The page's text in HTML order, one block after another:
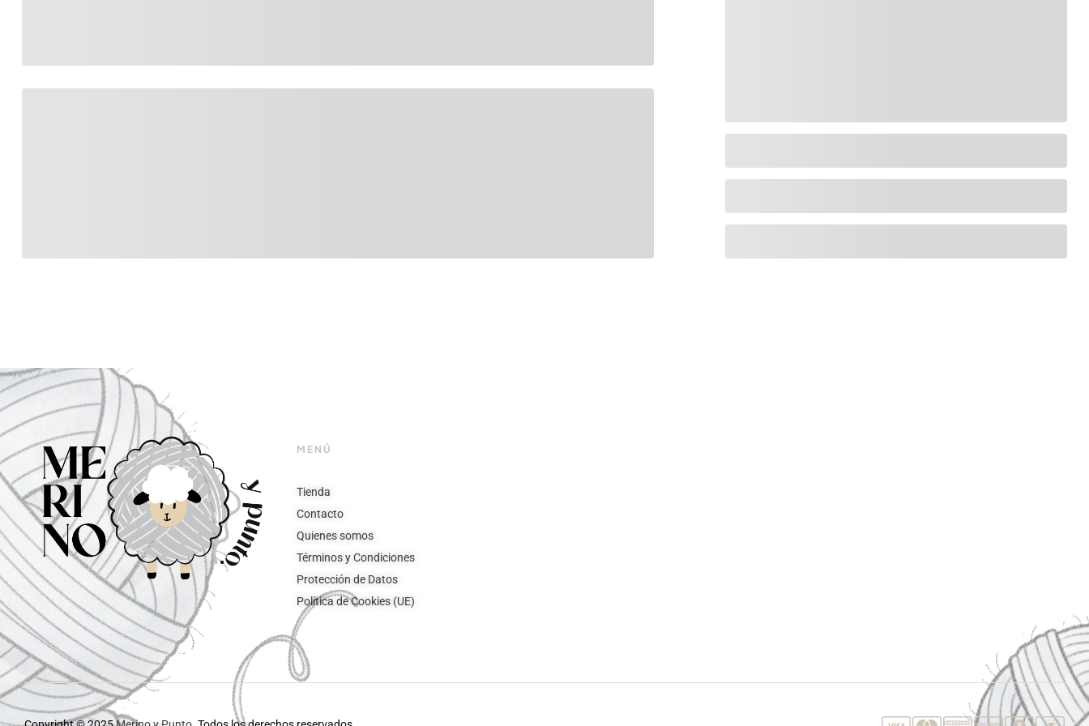
MENÚ
Tienda
Contacto
Quienes somos
Términos y Condiciones
Protección de Datos
Política de Cookies (UE)